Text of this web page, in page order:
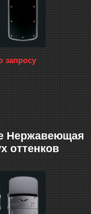
запросу
Нержавеющая
оттенков